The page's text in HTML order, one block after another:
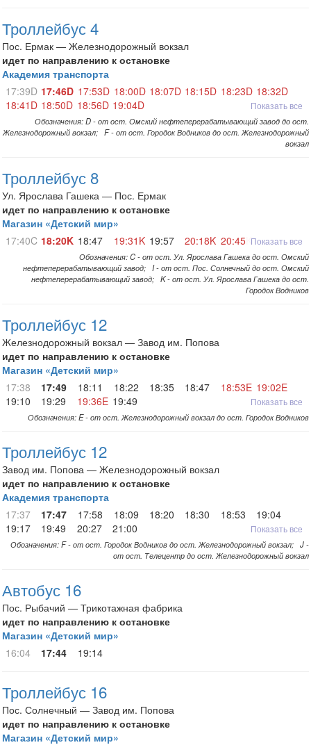
Троллейбус 4
Пос. Ермак — Железнодорожный вокзал
идет по направлению к остановке
Академия транспорта
17:39D 17:46D 17:53D 18:00D 18:07D 18:15D 18:23D 18:32D
18:41D 18:50D 18:56D 19:04D Показать все
Обозначения: D - от ост. Омский нефтеперерабатывающий завод до ост.
Железнодорожный вокзал; F - от ост. Городок Водников до ост. Железнодорожный
вокзал
Троллейбус 8
Ул. Ярослава Гашека — Пос. Ермак
идет по направлению к остановке
Магазин «Детский мир»
17:40C 18:20K 18:47 19:31K 19:57 20:18K 20:45KПоказать все
Обозначения: C - от ост. Ул. Ярослава Гашека до ост. Омский
нефтеперерабатывающий завод; I - от ост. Пос. Солнечный до ост. Омский
нефтеперерабатывающий завод; K - от ост. Ул. Ярослава Гашека до ост.
Городок Водников
Троллейбус 12
Железнодорожный вокзал — Завод им. Попова
идет по направлению к остановке
Магазин «Детский мир»
17:38
17:49 18:11 18:22 18:35 18:47 18:53E 19:02E
19:10
19:29 19:36E 19:49 Показать все
Обозначения: E - от ост. Железнодорожный вокзал до ост. Городок Водников
Троллейбус 12
Завод им. Попова — Железнодорожный вокзал
идет по направлению к остановке
Академия транспорта
17:37
17:47 17:58 18:09 18:20 18:30 18:53
19:04
19:17
19:49 20:27 21:00 Показать все
Обозначения: F - от ост. Городок Водников до ост. Железнодорожный вокзал; J -
от ост. Телецентр до ост. Железнодорожный вокзал
Автобус 16
Пос. Рыбачий — Трикотажная фабрика
идет по направлению к остановке
Магазин «Детский мир»
16:04
17:44 19:14
Троллейбус 16
Пос. Солнечный — Завод им. Попова
идет по направлению к остановке
Магазин «Детский мир»